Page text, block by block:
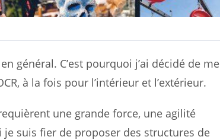
général. C’est pourquoi j’ai décidé de me
à la fois pour l’intérieur et l’extérieur.
une grande force, une agilité
suis fier de proposer des structures de